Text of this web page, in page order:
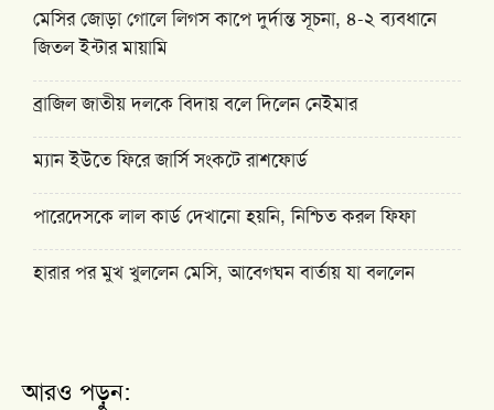
মেসির জোড়া গোলে লিগস কাপে দুর্দান্ত সূচনা, ৪-২ ব্যবধানে
জিতল ইন্টার মায়ামি
ব্রাজিল জাতীয় দলকে বিদায় বলে দিলেন নেইমার
ম্যান ইউতে ফিরে জার্সি সংকটে রাশফোর্ড
পারেদেসকে লাল কার্ড দেখানো হয়নি, নিশ্চিত করল ফিফা
হারার পর মুখ খুললেন মেসি, আবেগঘন বার্তায় যা বললেন
আরও পড়ুন: